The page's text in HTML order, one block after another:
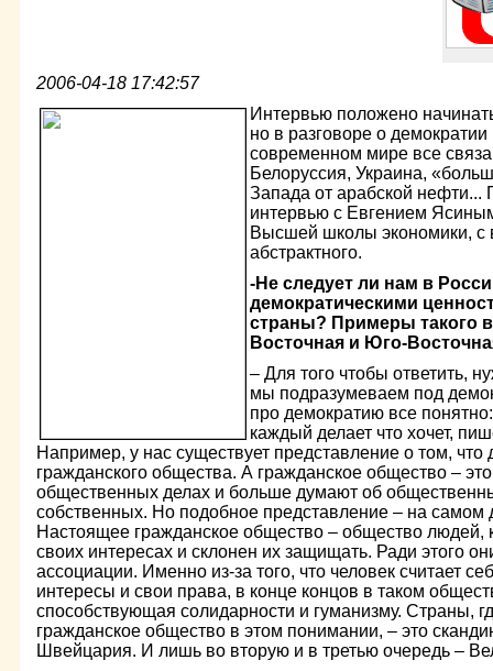
2006-04-18 17:42:57
Интервью положено
но в разговоре о
современном мире все
Белоруссия, Украина,
Запада от арабской
интервью с Евгением
Высшей школы экономики, с
абстрактного.
-Не следует ли нам в
демократическими
страны? Примеры такого
Восточная и Юго-
– Для того чтобы ответить,
мы подразумеваем под
про демократию все
каждый делает что хочет,
Например, у нас существует представление о том,
гражданского общества. А гражданское общество –
общественных делах и больше думают об
собственных. Но подобное представление – на самом
Настоящее гражданское общество – общество людей,
своих интересах и склонен их защищать. Ради этого
ассоциации. Именно из-за того, что человек считает
интересы и свои права, в конце концов в таком
способствующая солидарности и гуманизму. Страны,
гражданское общество в этом понимании, – это
Швейцария. И лишь во вторую и в третью очередь –